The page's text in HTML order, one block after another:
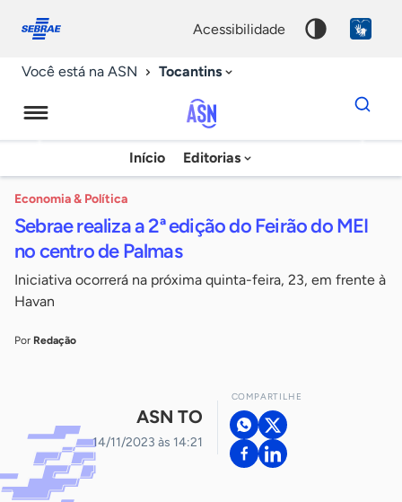
conosco
acessibilidade
Você está na ASN Tocantins
Agência
Sebrae
Notícias
Início Editorias
Dados
para
chave
Economia & Política
Sebrae realiza a 2ª edição do Feirão do MEI
no centro de Palmas
Iniciativa ocorrerá na próxima quinta-feira, 23, em frente à
Havan
Por Redação
ASN TO
14/11/2023 às 14:21
COMPARTILHE